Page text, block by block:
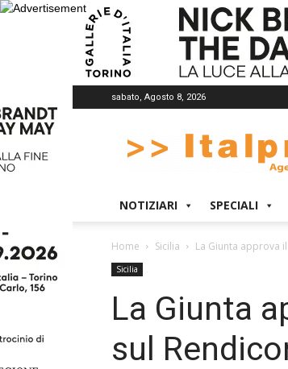
sabato, Agosto 8, 2026
NOTIZIARI SPECIALI
Home Sicilia La Giunta approva
Sicilia
La Giunta
sul